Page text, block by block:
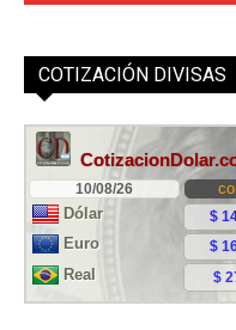
COTIZACIÓN DIVISAS